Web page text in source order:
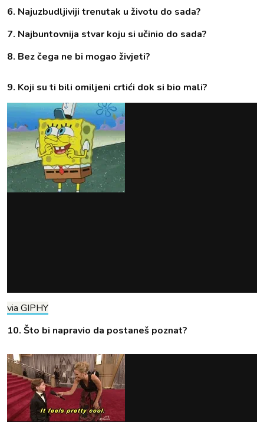
6. Najuzbudljiviji trenutak u životu do sada?
7. Najbuntovnija stvar koju si učinio do sada?
8. Bez čega ne bi mogao živjeti?
9. Koji su ti bili omiljeni crtići dok si bio mali?
via GIPHY
10. Što bi napravio da postaneš poznat?